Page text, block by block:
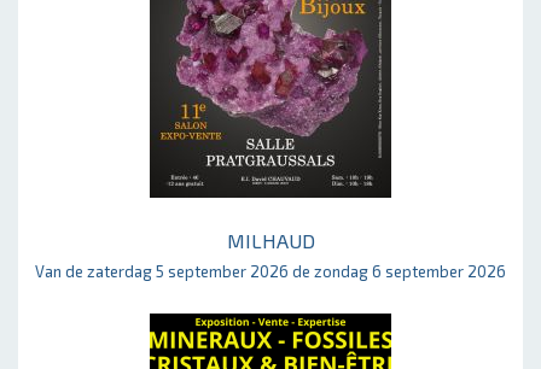
MILHAUD
Van de zaterdag 5 september 2026 de zondag 6 september 2026